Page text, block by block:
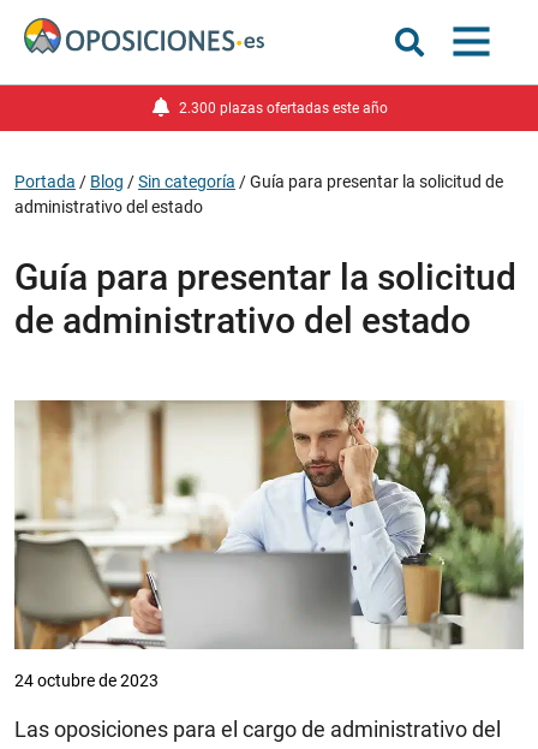
2.300 plazas ofertadas este año
Portada / Blog /Sin categoría /Guía para presentar la solicitud de
administrativo del estado
Guía para presentar la solicitud
de administrativo del estado
24 octubre de 2023
Las oposiciones para el cargo de administrativo del